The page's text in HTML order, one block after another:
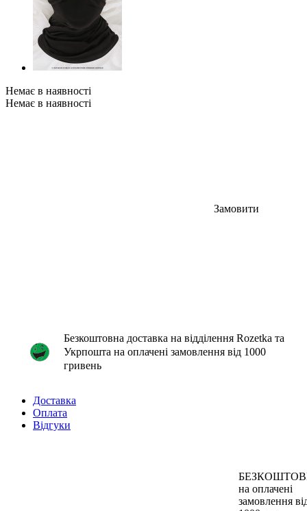
Немає в наявності
Немає в наявності
Замовити
Безкоштовна доставка на відділення Rozetka та
Укрпошта на оплачені замовлення від 1000
гривень
Доставка
Оплата
Відгуки
на оплачені
замовлення